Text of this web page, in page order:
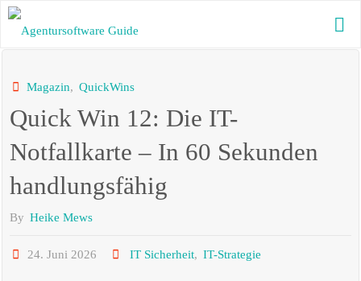
Skip
content
AGENTURSOFTWARE
2025 mit
aktuellen News
Informationen
Magazin, QuickWins
Quick Win 12: Die IT-
Notfallkarte – In 60 Sekunden
handlungsfähig
By Heike Mews
24. Juni 2026 IT Sicherheit, IT-Strategie